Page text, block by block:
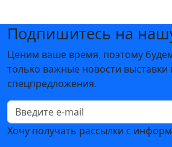
Подпишитесь на
Ценим ваше время, поэтому
только важные новости выставки
спецпредложения.
Хочу получать рассылки с